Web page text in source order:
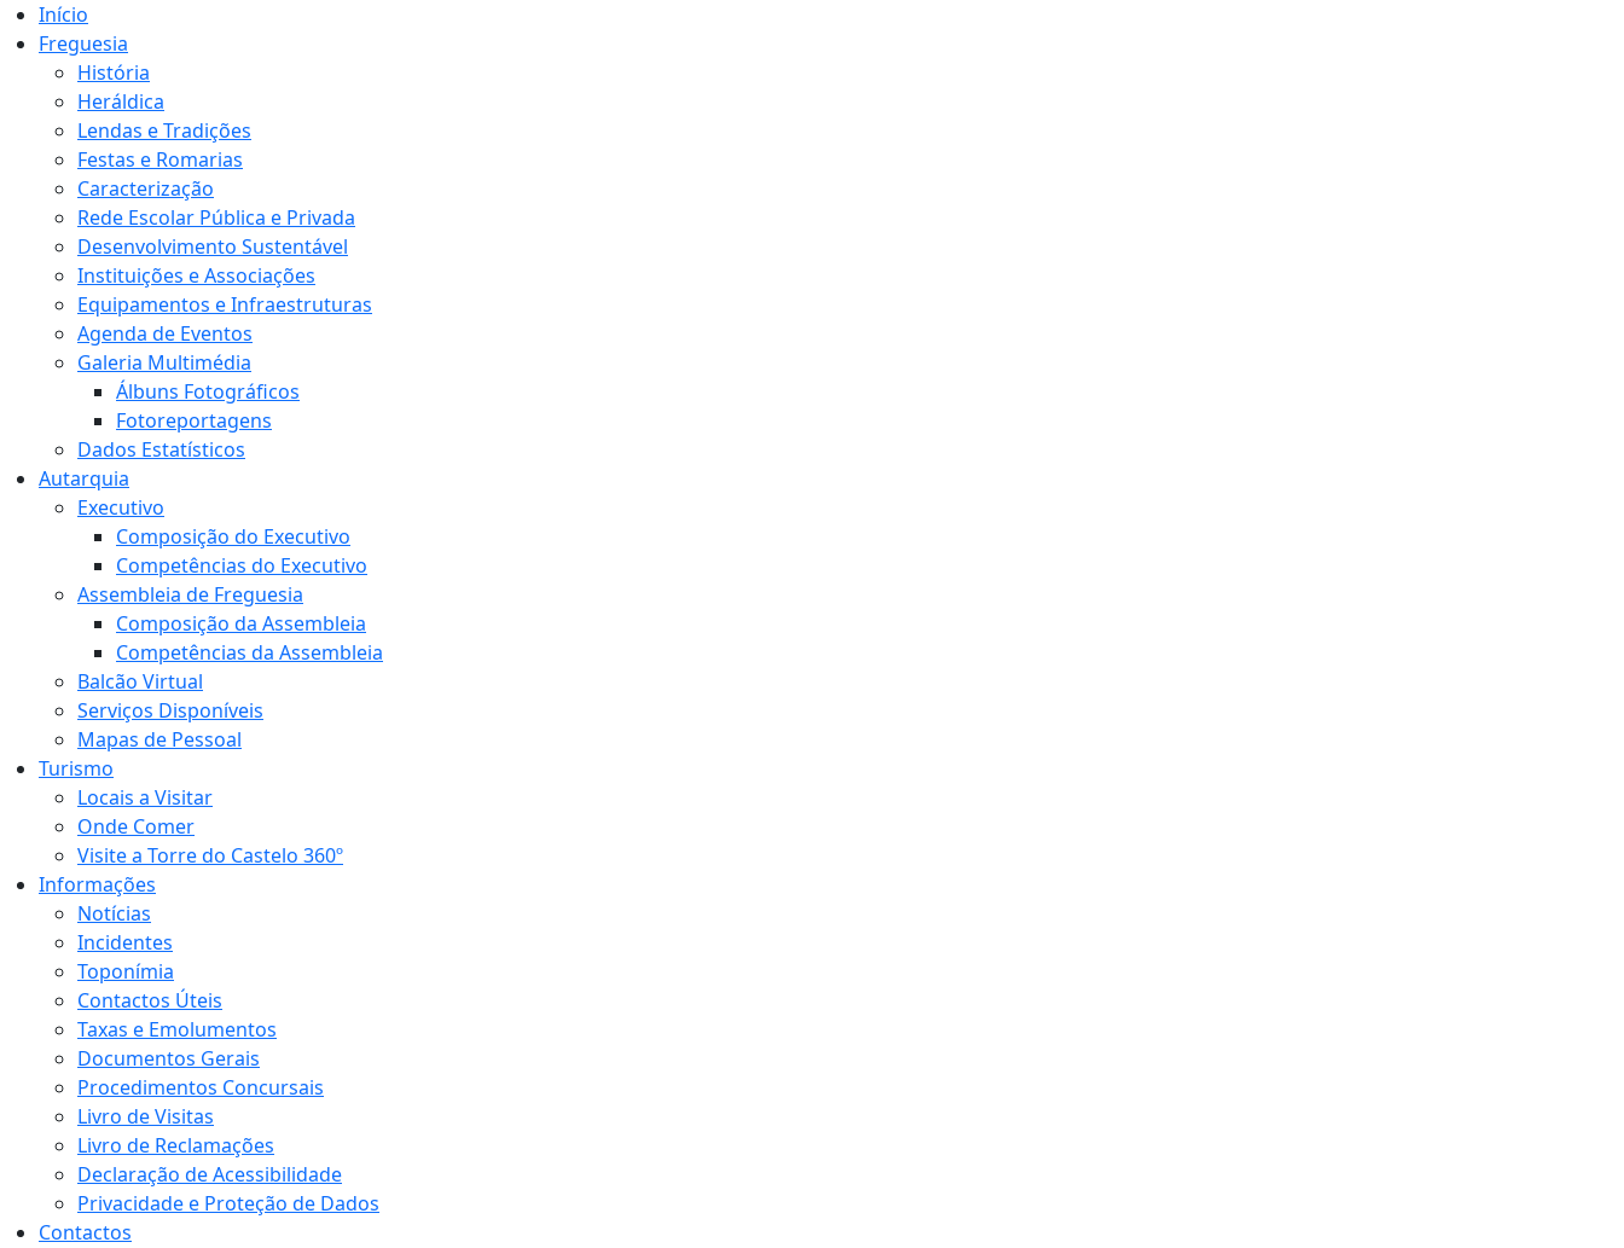
Início
Freguesia
História
Heráldica
Lendas e Tradições
Festas e Romarias
Caracterização
Rede Escolar Pública e Privada
Desenvolvimento Sustentável
Instituições e Associações
Equipamentos e Infraestruturas
Agenda de Eventos
Galeria Multimédia
Álbuns Fotográficos
Fotoreportagens
Dados Estatísticos
Autarquia
Executivo
Composição do Executivo
Competências do Executivo
Assembleia de Freguesia
Composição da Assembleia
Competências da Assembleia
Balcão Virtual
Serviços Disponíveis
Mapas de Pessoal
Turismo
Locais a Visitar
Onde Comer
Visite a Torre do Castelo 360º
Informações
Notícias
Incidentes
Toponímia
Contactos Úteis
Taxas e Emolumentos
Documentos Gerais
Procedimentos Concursais
Livro de Visitas
Livro de Reclamações
Declaração de Acessibilidade
Privacidade e Proteção de Dados
Contactos